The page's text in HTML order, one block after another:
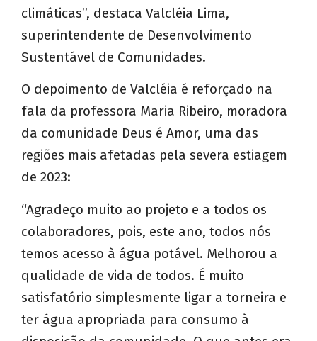
climáticas”, destaca Valcléia Lima,
superintendente de Desenvolvimento
Sustentável de Comunidades.
O depoimento de Valcléia é reforçado na
fala da professora Maria Ribeiro, moradora
da comunidade Deus é Amor, uma das
regiões mais afetadas pela severa estiagem
de 2023:
“Agradeço muito ao projeto e a todos os
colaboradores, pois, este ano, todos nós
temos acesso à água potável. Melhorou a
qualidade de vida de todos. É muito
satisfatório simplesmente ligar a torneira e
ter água apropriada para consumo à